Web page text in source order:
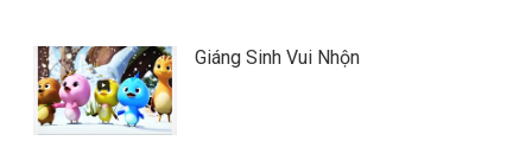
Giáng Sinh Vui Nhộn